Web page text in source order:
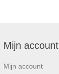
Mijn account
Mijn account